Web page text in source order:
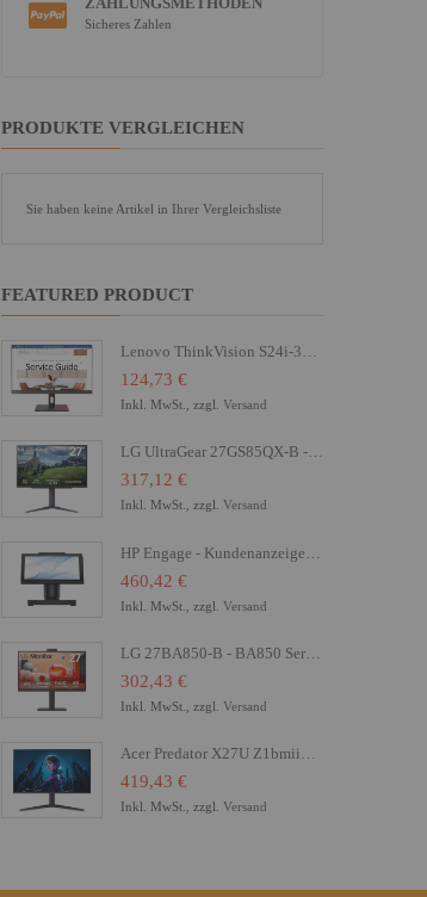
ZAHLUNGSMETHODEN
Sicheres Zahlen
PRODUKTE VERGLEICHEN
Sie haben keine Artikel in Ihrer Vergleichsliste
FEATURED PRODUCT
Lenovo ThinkVision S24i-30 - LED-Monitor - 61 cm (24")
124,73 €
Inkl. MwSt., zzgl. Versand
LG UltraGear 27GS85QX-B - LED-Monitor - Gaming - 68.4 cm (27")
317,12 €
Inkl. MwSt., zzgl. Versand
460,42 €
Inkl. MwSt., zzgl. Versand
302,43 €
Inkl. MwSt., zzgl. Versand
Acer Predator X27U Z1bmiiprx - X Series - OLED-Monitor - Gaming - 68.6 cm (27")
419,43 €
Inkl. MwSt., zzgl. Versand